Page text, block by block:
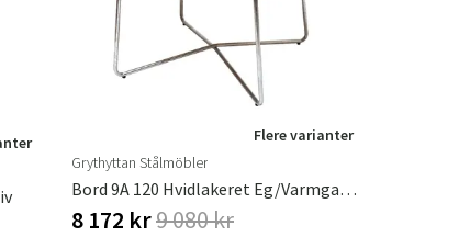
Flere varianter
Grythyttan Stålmöbler
Bord 9A 120 Hvidlakeret Eg/Varmgalvaniseret Understel Grythyttan Stålmöbler
8 172 kr9 080 kr